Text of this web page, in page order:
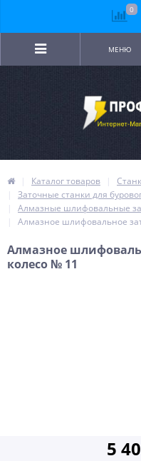
МЕНЮ
Каталог товаров
Заточные станки для
Алмазные шлифовальные
Алмазное шлифовальное
Алмазное
колесо № 11
5
0